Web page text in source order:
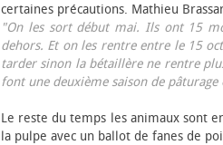
certaines précautions. Mathieu
"On les sort début mai. Ils ont 15
dehors. Et on les rentre entre le 15
tarder sinon la bétaillère ne rentre
font une deuxième saison de
Le reste du temps les animaux sont
la pulpe avec un ballot de fanes de